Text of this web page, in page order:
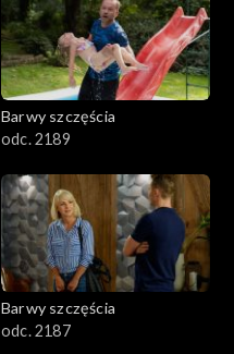
Barwy szczęścia
odc. 2189
Barwy szczęścia
odc. 2187